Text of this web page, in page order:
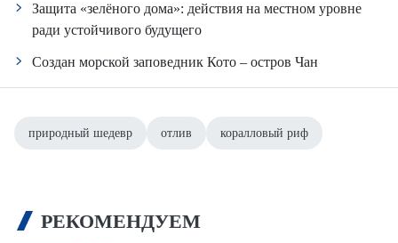
Защита «зелёного дома»: действия на местном уровне
ради устойчивого будущего
Создан морской заповедник Кото – остров Чан
природный шедевр отлив коралловый риф
РЕКОМЕНДУЕМ